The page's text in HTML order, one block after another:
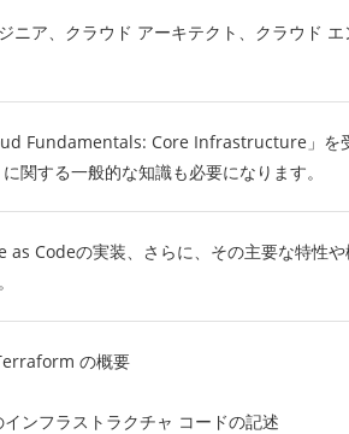
ニア、クラウド アーキテクト、クラウド
Fundamentals: Core Infrastructure」を
関する一般的な知識も必要になります。
Codeの実装、さらに、その主要な特性
の概要
ンフラストラクチャ コードの記述